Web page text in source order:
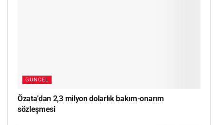
GÜNCEL
Özata’dan 2,3 milyon dolarlık bakım-onarım
sözleşmesi